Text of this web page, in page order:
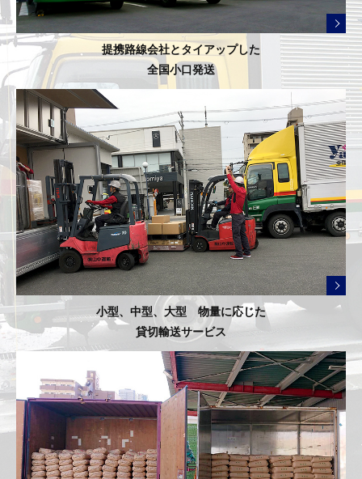
提携路線会社とタイアップした
全国小口発送
小型、中型、大型 物量に応じた
貸切輸送サービス